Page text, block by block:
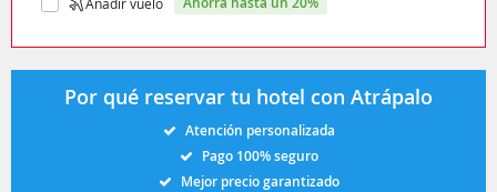
Por qué reservar tu hotel con Atrápalo
Atención personalizada
Pago 100% seguro
Mejor precio garantizado